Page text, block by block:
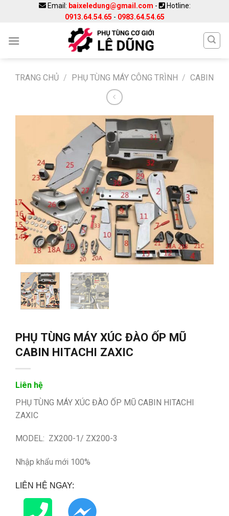
Email: baixeledung@gmail.com -
Hotline:
0913.64.54.65 - 0983.64.54.65
TRANG CHỦ / PHỤ TÙNG MÁY CÔNG TRÌNH / CABIN
PHỤ TÙNG MÁY XÚC ĐÀO ỐP MŨ
CABIN HITACHI ZAXIC
Liên hệ
PHỤ TÙNG MÁY XÚC ĐÀO ỐP MŨ CABIN HITACHI
ZAXIC
MODEL: ZX200-1/ ZX200-3
Nhập khẩu mới 100%
LIÊN HỆ NGAY: